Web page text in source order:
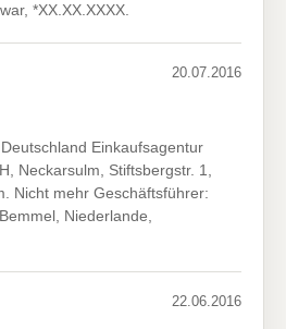
*XX.XX.XXXX.
20.07.2016
Einkaufsagentur
Neckarsulm, Stiftsbergstr. 1,
Nicht mehr Geschäftsführer:
Niederlande,
22.06.2016